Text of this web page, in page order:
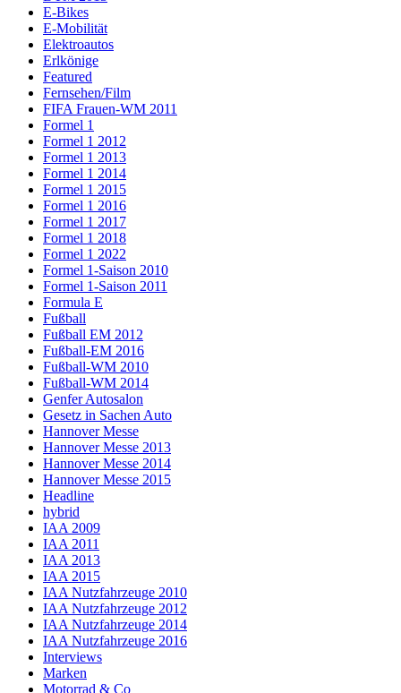
E-Bikes
E-Mobilität
Elektroautos
Erlkönige
Featured
Fernsehen/Film
FIFA Frauen-WM 2011
Formel 1
Formel 1 2012
Formel 1 2013
Formel 1 2014
Formel 1 2015
Formel 1 2016
Formel 1 2017
Formel 1 2018
Formel 1 2022
Formel 1-Saison 2010
Formel 1-Saison 2011
Formula E
Fußball
Fußball EM 2012
Fußball-EM 2016
Fußball-WM 2010
Fußball-WM 2014
Genfer Autosalon
Gesetz in Sachen Auto
Hannover Messe
Hannover Messe 2013
Hannover Messe 2014
Hannover Messe 2015
Headline
hybrid
IAA 2009
IAA 2011
IAA 2013
IAA 2015
IAA Nutzfahrzeuge 2010
IAA Nutzfahrzeuge 2012
IAA Nutzfahrzeuge 2014
IAA Nutzfahrzeuge 2016
Interviews
Marken
Motorrad & Co